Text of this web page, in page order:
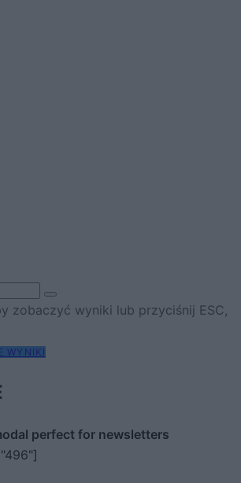
zobaczyć wyniki lub przyciśnij ESC,
WYNIKI
perfect for newsletters